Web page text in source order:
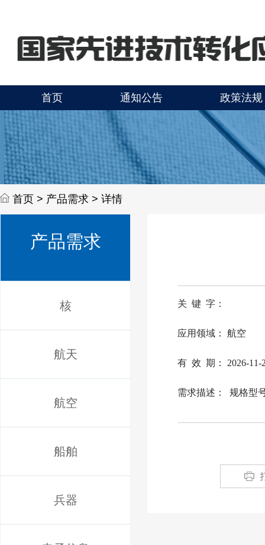
首页 通知公告 政策法规
首页 > 产品需求 > 详情
产品需求
核
航天
航空
船舶
兵器
关 键 字：
应用领域： 航空
有 效 期： 2026-11-
需求描述：  规格型